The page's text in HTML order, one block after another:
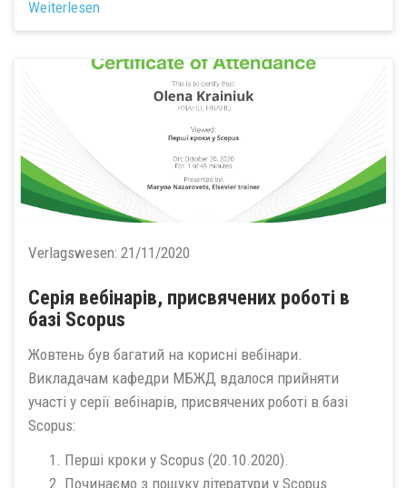
Weiterlesen
Verlagswesen: 21/11/2020
Серія вебінарів, присвячених роботі в
базі Scopus
Жовтень був багатий на корисні вебінари.
Викладачам кафедри МБЖД вдалося прийняти
участі у серії вебінарів, присвячених роботі в базі
Scopus:
Перші кроки у Scopus (20.10.2020).
Починаємо з пощуку літератури у Scopus